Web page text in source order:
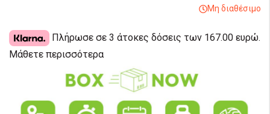
Μη διαθέσιμο
Πλήρωσε σε 3 άτοκες δόσεις των 167.00 ευρώ.
Μάθετε περισσότερα